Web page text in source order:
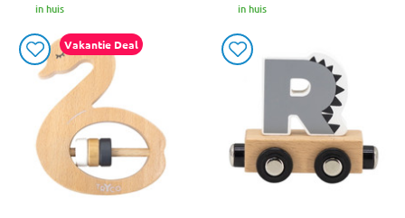
in huis
in huis
Vakantie Deal